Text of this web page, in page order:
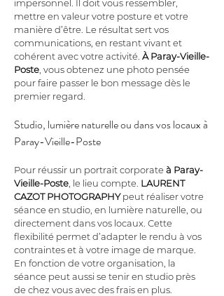
impersonnel. Il doit vous ressembler,
mettre en valeur votre posture et votre
manière d’être. Le résultat sert vos
communications, en restant vivant et
cohérent avec votre activité. À Paray-Vieille-
Poste , vous obtenez une photo pensée
pour faire passer le bon message dès le
premier regard.
Studio, lumière naturelle ou dans vos locaux à
Paray-Vieille-Poste
Pour réussir un portrait corporate à Paray-
Vieille-Poste , le lieu compte. LAURENT
CAZOT PHOTOGRAPHY peut réaliser votre
séance en studio, en lumière naturelle, ou
directement dans vos locaux. Cette
flexibilité permet d’adapter le rendu à vos
contraintes et à votre image de marque.
En fonction de votre organisation, la
séance peut aussi se tenir en studio près
de chez vous avec des frais en plus.